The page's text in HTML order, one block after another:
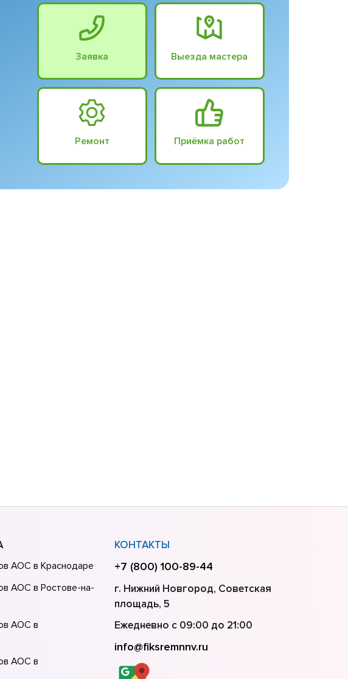
Заявка Выезда мастера
Ремонт Приёмка работ
AOC в Краснодаре
AOC в Ростове-на-
AOC в
AOC в
КОНТАКТЫ
+7 (800) 100-89-44
г. Нижний Новгород, Советская
площадь, 5
Ежедневно с 09:00 до 21:00
info@fiksremnnv.ru